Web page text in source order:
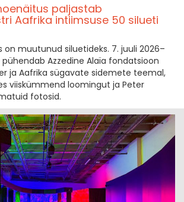
paljastab
Aafrika intiimsuse 50 silueti
on muutunud siluetideks. 7. juuli 2026–
Azzedine Alaïa fondatsioon
ja Aafrika sügavate sidemete teemal,
viiskümmend loomingut ja Peter
fotosid.